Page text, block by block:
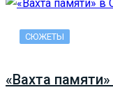
СЮЖЕТЫ
«Вахта